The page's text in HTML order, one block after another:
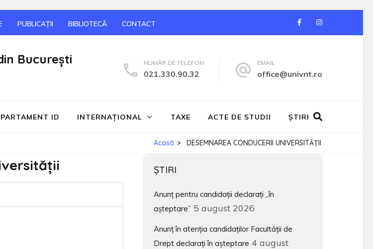
PUBLICAȚII BIBLIOTECĂ CONTACT
București NUMĂR DE TELEFON
021.330.90.32
EMAIL
office@univnt.ro
ID INTERNAŢIONAL TAXE ACTE DE STUDII ŞTIRI
Acasă > DESEMNAREA CONDUCERII UNIVERSITĂȚII
ŞTIRI
Anunț pentru candidații declarați „în
așteptare” 5 august 2026
Anunț în atenția candidaților Facultății de
Drept declarați în așteptare 4 august